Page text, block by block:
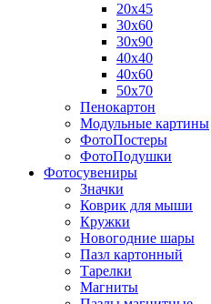
20х45
30х60
30х90
40х40
40х60
50х70
Пенокартон
Модульные картины
ФотоПостеры
ФотоПодушки
Фотоcувениры
Значки
Коврик для мыши
Кружки
Новогодние шары
Пазл картонный
Тарелки
Магниты